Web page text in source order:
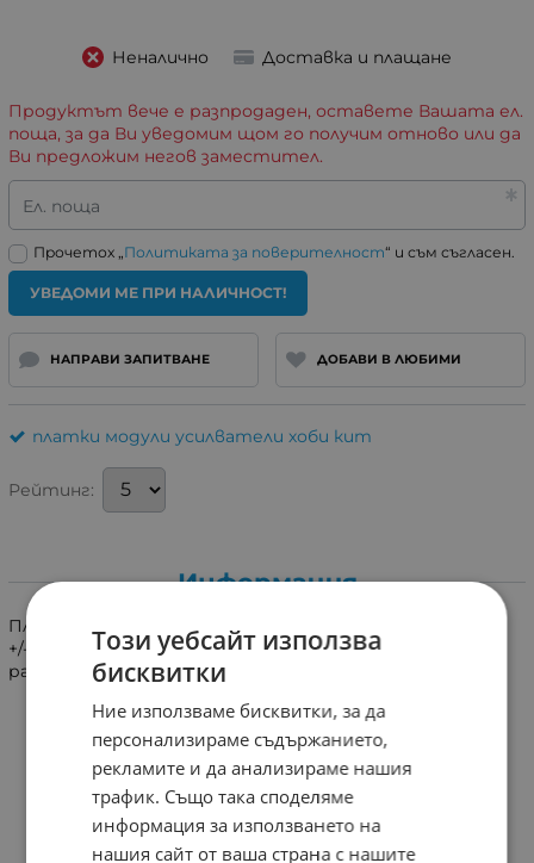
Неналично Доставка и плащане
Продуктът вече е разпродаден, оставете Вашата ел.
поща, за да Ви уведомим щом го получим отново или да
Ви предложим негов заместител.
Ел. поща
Прочетох „Политиката за поверителност“ и съм съгласен.
УВЕДОМИ МЕ ПРИ НАЛИЧНОСТ!
НАПРАВИ ЗАПИТВАНЕ ДОБАВИ В ЛЮБИМИ
платки модули усилватели хоби кит
Рейтинг:
Информация
Платка,усилвател 2x250W. Двуполярно захранване
+/-28V. Четири крайни транзистора с алуминиев
радиатор. Размер 25.5x17cm. Височина 6.5cm.
Този уебсайт използва
бисквитки
Ние използваме бисквитки, за да
персонализираме съдържанието,
рекламите и да анализираме нашия
трафик. Също така споделяме
информация за използването на
нашия сайт от ваша страна с нашите